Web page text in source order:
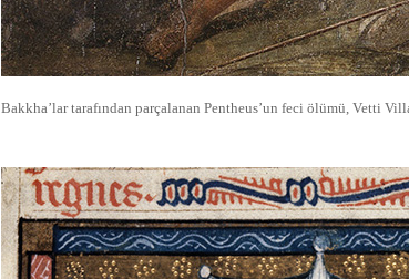
Bakkha’lar tarafından parçalanan Pentheus’un feci ölümü, Vetti